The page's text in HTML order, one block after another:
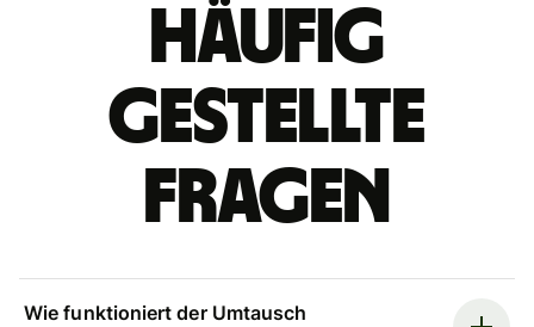
Häufig
gestellte
Fragen
Wie funktioniert der Umtausch